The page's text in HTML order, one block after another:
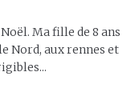
Ma fille de 8 ans
Nord, aux rennes et